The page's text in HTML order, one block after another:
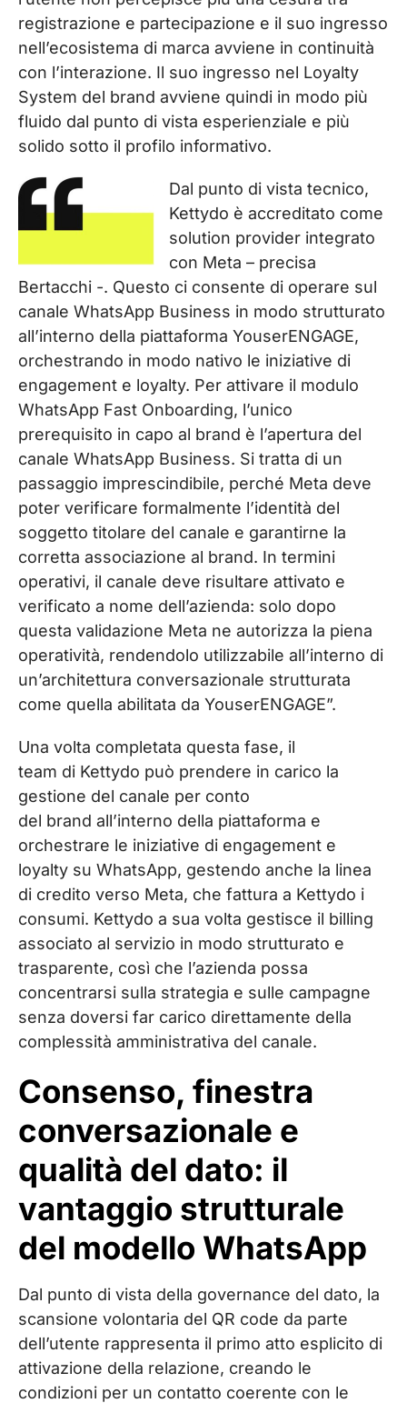
registrazione e partecipazione e il suo ingresso
nell’ecosistema di marca avviene in continuità
con l’interazione. Il suo ingresso nel Loyalty
System del brand avviene quindi in modo più
fluido dal punto di vista esperienziale e più
solido sotto il profilo informativo.
Dal punto di vista tecnico,
Kettydo è accreditato come
solution provider integrato
con Meta – precisa
Bertacchi -. Questo ci consente di operare sul
canale WhatsApp Business in modo strutturato
all’interno della piattaforma YouserENGAGE,
orchestrando in modo nativo le iniziative di
engagement e loyalty. Per attivare il modulo
WhatsApp Fast Onboarding, l’unico
prerequisito in capo al brand è l’apertura del
canale WhatsApp Business. Si tratta di un
passaggio imprescindibile, perché Meta deve
poter verificare formalmente l’identità del
soggetto titolare del canale e garantirne la
corretta associazione al brand. In termini
operativi, il canale deve risultare attivato e
verificato a nome dell’azienda: solo dopo
questa validazione Meta ne autorizza la piena
operatività, rendendolo utilizzabile all’interno di
un’architettura conversazionale strutturata
come quella abilitata da YouserENGAGE”.
Una volta completata questa fase, il
team di Kettydo può prendere in carico la
gestione del canale per conto
del brand all’interno della piattaforma e
orchestrare le iniziative di engagement e
loyalty su WhatsApp, gestendo anche la linea
di credito verso Meta, che fattura a Kettydo i
consumi. Kettydo a sua volta gestisce il billing
associato al servizio in modo strutturato e
trasparente, così che l’azienda possa
concentrarsi sulla strategia e sulle campagne
senza doversi far carico direttamente della
complessità amministrativa del canale.
Consenso, finestra
conversazionale e
qualità del dato: il
vantaggio strutturale
del modello WhatsApp
Dal punto di vista della governance del dato, la
scansione volontaria del QR code da parte
dell’utente rappresenta il primo atto esplicito di
attivazione della relazione, creando le
condizioni per un contatto coerente con le